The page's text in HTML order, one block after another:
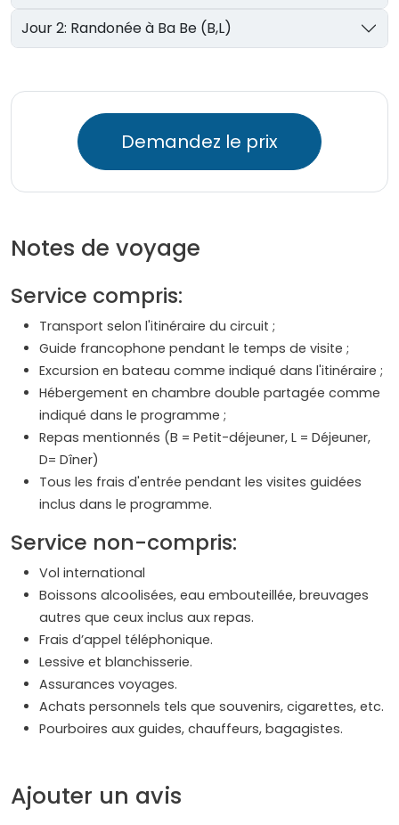
Jour 2: Randonée à Ba Be (B,L)
Demandez le prix
Notes de voyage
Service compris:
Transport selon l'itinéraire du circuit ;
Guide francophone pendant le temps de visite ;
Excursion en bateau comme indiqué dans l'itinéraire ;
Hébergement en chambre double partagée comme
indiqué dans le programme ;
Repas mentionnés (B = Petit-déjeuner, L = Déjeuner,
D= Dîner)
Tous les frais d'entrée pendant les visites guidées
inclus dans le programme.
Service non-compris:
Vol international
Boissons alcoolisées, eau embouteillée, breuvages
autres que ceux inclus aux repas.
Frais d’appel téléphonique.
Lessive et blanchisserie.
Assurances voyages.
Achats personnels tels que souvenirs, cigarettes, etc.
Pourboires aux guides, chauffeurs, bagagistes.
Ajouter un avis